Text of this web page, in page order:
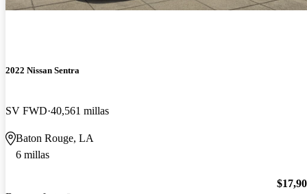
2022 Nissan Sentra
SV FWD 40,561 millas
Baton Rouge, LA
6 millas